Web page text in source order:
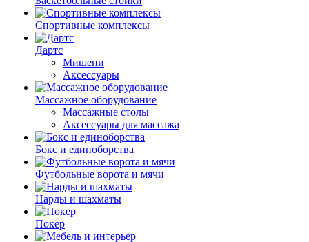
Спортивные комплексы
Дартс
Мишени
Аксессуары
Массажное оборудование
Массажные столы
Аксессуары для массажа
Бокс и единоборства
Футбольные ворота и мячи
Нарды и шахматы
Покер